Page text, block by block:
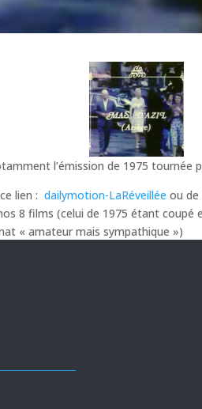
l’émission de 1975
ce lien :dailymotion-LaRéveillée ou de
8 films (celui de 1975 étant coupé
« amateur mais sympathique »)